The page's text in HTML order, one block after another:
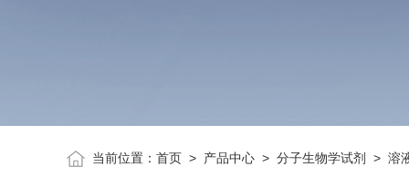
当前位置： 首页> 产品中心> 分子生物学试剂 > 溶